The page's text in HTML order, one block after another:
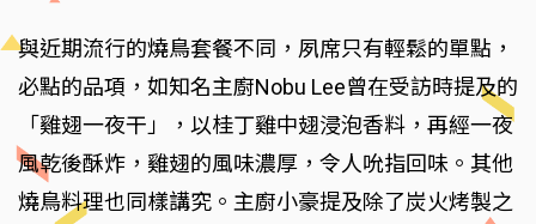
與近期流行的燒鳥套餐不同，夙席只有輕鬆的單點，
必點的品項，如知名主廚Nobu Lee曾在受訪時提及的
「雞翅一夜干」，以桂丁雞中翅浸泡香料，再經一夜
風乾後酥炸，雞翅的風味濃厚，令人吮指回味。其他
燒鳥料理也同樣講究。主廚小豪提及除了炭火烤製之